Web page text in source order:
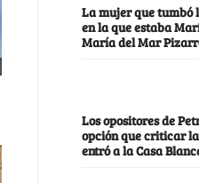
La mujer que tumbó
en la que estaba
María del Mar
Los opositores de
opción que criticar
entró a la Casa